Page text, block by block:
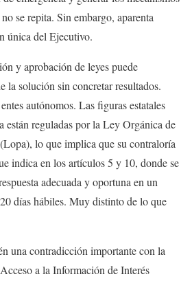
se repita. Sin embargo, aparenta
única del Ejecutivo.
y aprobación de leyes puede
la solución sin concretar resultados.
autónomos. Las figuras estatales
están reguladas por la Ley Orgánica de
lo que implica que su contraloría
indica en los artículos 5 y 10, donde se
adecuada y oportuna en un
días hábiles. Muy distinto de lo que
una contradicción importante con la
a la Información de Interés